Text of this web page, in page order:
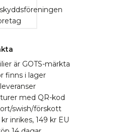
är GOTS-märkta
finns i lager
med QR-kod
swish/förskott
inrikes, 149 kr EU